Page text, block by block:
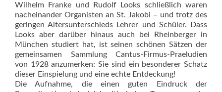
Wilhelm Franke und Rudolf Looks schließlich waren
nacheinander Organisten an St. Jakobi – und trotz des
geringen Altersunterschieds Lehrer und Schüler. Dass
Looks aber darüber hinaus auch bei Rheinberger in
München studiert hat, ist seinen schönen Sätzen der
gemeinsamen Sammlung Cantus-Firmus-Praeludien
von 1928 anzumerken: Sie sind ein besonderer Schatz
dieser Einspielung und eine echte Entdeckung!
Die Aufnahme, die einen guten Eindruck der